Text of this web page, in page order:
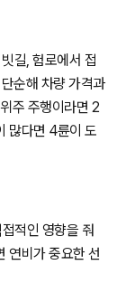
길, 험로에서 접
순해 차량 가격과
주 주행이라면 2
많다면 4륜이 도
적인 영향을 줘
연비가 중요한 선